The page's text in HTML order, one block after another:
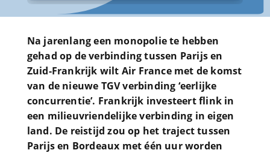
Na jarenlang een monopolie te hebben
gehad op de verbinding tussen Parijs en
Zuid-Frankrijk wilt Air France met de komst
van de nieuwe TGV verbinding ‘eerlijke
concurrentie’. Frankrijk investeert flink in
een milieuvriendelijke verbinding in eigen
land. De reistijd zou op het traject tussen
Parijs en Bordeaux met één uur worden